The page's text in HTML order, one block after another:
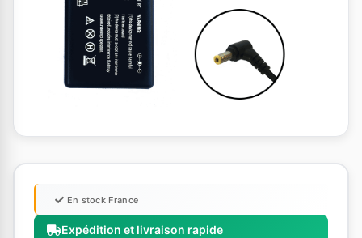
Expédition et livraison rapide
En stock France